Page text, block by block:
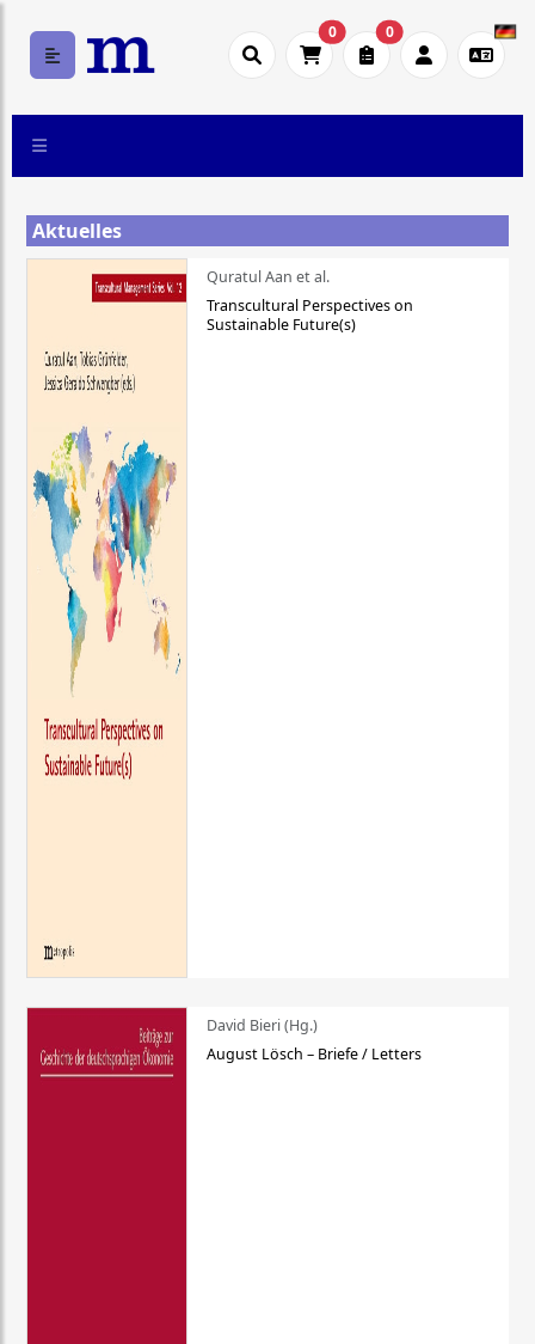
0 0
Aktuelles
Quratul Aan et al.
Transcultural Perspectives on
Sustainable Future(s)
David Bieri (Hg.)
August Lösch – Briefe / Letters